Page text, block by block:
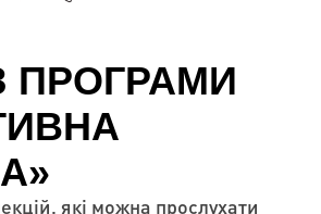
ПРОГРАМИ
які можна прослухати